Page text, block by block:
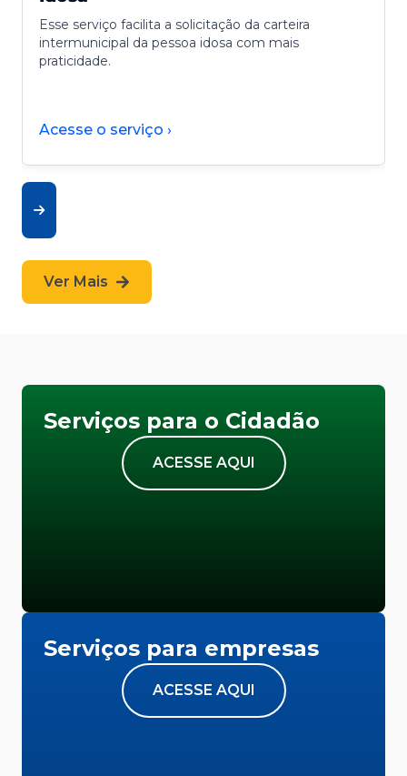
Esse serviço facilita a solicitação da carteira
intermunicipal da pessoa idosa com mais
praticidade.
Acesse o serviço ›
Ver Mais
Serviços para o Cidadão
ACESSE AQUI
Serviços para empresas
ACESSE AQUI